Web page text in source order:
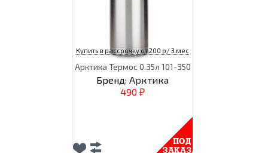
Купить в рассрочку от 200 р/ 3 мес
Арктика Термос 0.35л 101-350
Бренд: Арктика
490 ₽